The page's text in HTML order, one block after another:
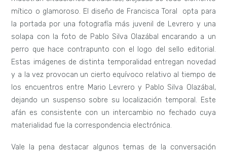
mítico o glamoroso. El diseño de Francisca Toral opta para
la portada por una fotografía más juvenil de Levrero y una
solapa con la foto de Pablo Silva Olazábal encarando a un
perro que hace contrapunto con el logo del sello editorial.
Estas imágenes de distinta temporalidad entregan novedad
y a la vez provocan un cierto equívoco relativo al tiempo de
los encuentros entre Mario Levrero y Pablo Silva Olazábal,
dejando un suspenso sobre su localización temporal. Este
afán es consistente con un intercambio no fechado cuya
materialidad fue la correspondencia electrónica.
Vale la pena destacar algunos temas de la conversación